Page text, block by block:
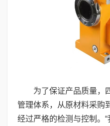
为了保证产品质量，
管理体系，从原材料采购
经过严格的检测与控制。